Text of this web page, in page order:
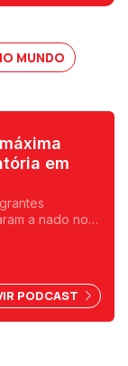
MUNDO
em
a nado no
Fica
crónica de
Santos.
PODCAST